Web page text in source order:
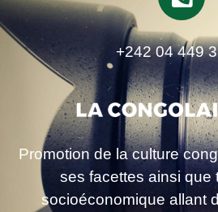
+242 04 449
Promotion de la culture
ses facettes ainsi que
socioéconomique allant